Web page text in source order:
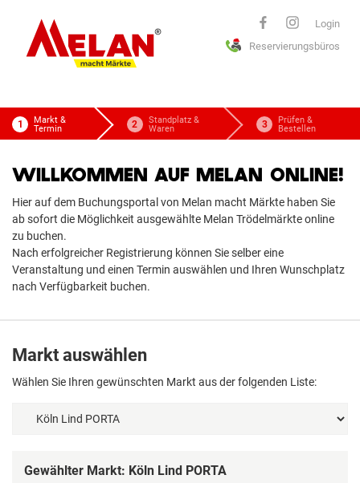
Login
Reservierungsbüros
Markt &
Termin
Standplatz &
Waren
Prüfen &
Bestellen
WILLKOMMEN AUF MELAN ONLINE!
Hier auf dem Buchungsportal von Melan macht Märkte haben Sie
ab sofort die Möglichkeit ausgewählte Melan Trödelmärkte online
zu buchen.
Nach erfolgreicher Registrierung können Sie selber eine
Veranstaltung und einen Termin auswählen und Ihren Wunschplatz
nach Verfügbarkeit buchen.
Markt auswählen
Wählen Sie Ihren gewünschten Markt aus der folgenden Liste:
Gewählter Markt: Köln Lind PORTA